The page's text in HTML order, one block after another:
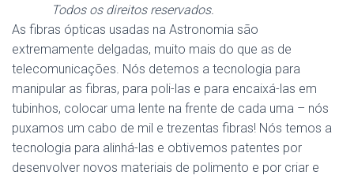
Todos os direitos reservados.
As fibras ópticas usadas na Astronomia são
extremamente delgadas, muito mais do que as de
telecomunicações. Nós detemos a tecnologia para
manipular as fibras, para poli-las e para encaixá-las em
tubinhos, colocar uma lente na frente de cada uma – nós
puxamos um cabo de mil e trezentas fibras! Nós temos a
tecnologia para alinhá-las e obtivemos patentes por
desenvolver novos materiais de polimento e por criar e